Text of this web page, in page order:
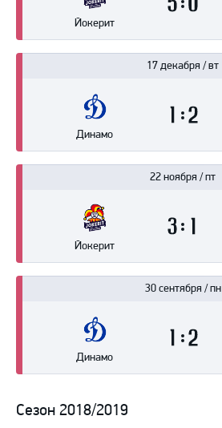
Йокерит
5 0
17 декабря / вт
Динамо
1 2
22 ноября / пт
Йокерит
3
30 сентября / пн
Динамо
1 2
Сезон 2018/2019